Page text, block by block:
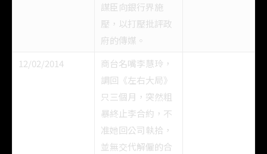
謀臣向銀行界施
壓，以打壓批評政
府的傳媒。
12/02/2014
商台名嘴李慧玲，
調回《左右大局》
只三個月，突然粗
暴終止李合約，不
准她回公司執拾，
並無交代解僱的合